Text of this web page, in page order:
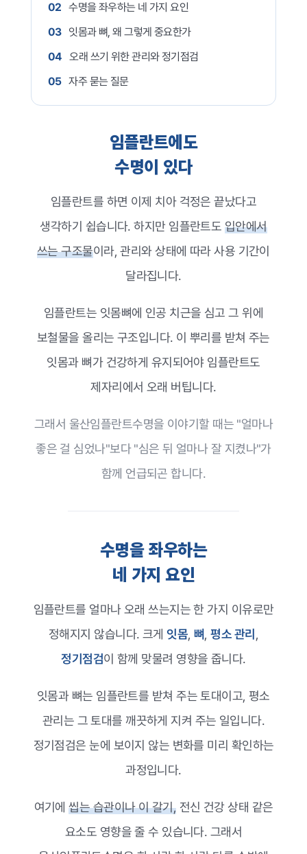
치아교정
일반진료
02 수명을 좌우하는 네 가지 요인
03잇몸과 뼈, 왜 그렇게 중요한가
04 오래 쓰기 위한 관리와 정기점검
05자주 묻는 질문
임플란트에도
수명이 있다
임플란트를 하면 이제 치아 걱정은 끝났다고
생각하기 쉽습니다. 하지만 임플란트도 입안에서
쓰는 구조물이라, 관리와 상태에 따라 사용 기간이
달라집니다.
임플란트는 잇몸뼈에 인공 치근을 심고 그 위에
보철물을 올리는 구조입니다. 이 뿌리를 받쳐 주는
잇몸과 뼈가 건강하게 유지되어야 임플란트도
제자리에서 오래 버팁니다.
그래서 울산임플란트수명을 이야기할 때는 "얼마나
좋은 걸 심었나"보다 "심은 뒤 얼마나 잘 지켰나"가
함께 언급되곤 합니다.
수명을 좌우하는
네 가지 요인
임플란트를 얼마나 오래 쓰는지는 한 가지 이유로만
정해지지 않습니다. 크게잇몸, 뼈,평소 관리 ,
정기점검이 함께 맞물려 영향을 줍니다.
잇몸과 뼈는 임플란트를 받쳐 주는 토대이고, 평소
관리는 그 토대를 깨끗하게 지켜 주는 일입니다.
정기점검은 눈에 보이지 않는 변화를 미리 확인하는
과정입니다.
여기에씹는 습관이나 이 갈기, 전신 건강 상태 같은
요소도 영향을 줄 수 있습니다. 그래서